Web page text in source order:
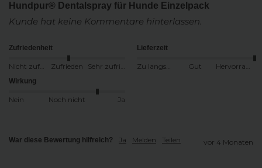
Hundpur® Dentalspray für Hunde Einzelpack
Kunde hat keine Kommentare hinterlassen.
Zufriedenheit
Zufrieden
Lieferzeit
Gut
Wirkung
Nein Noch nicht Ja
War diese Bewertung hilfreich? Ja Melden Teilen vor 4 Monaten